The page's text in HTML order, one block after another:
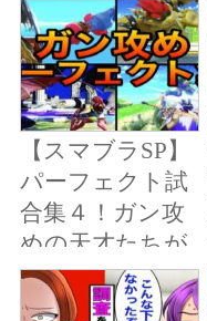
【スマブラSP】
パーフェクト試
合集４！ガン攻
めの天才たちが
見せるパーフェ
クト試合集！パ